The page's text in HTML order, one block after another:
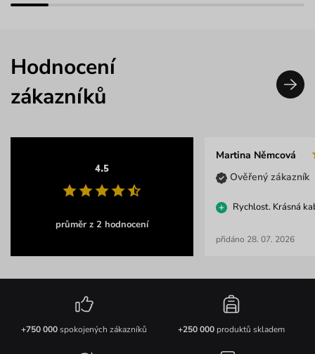
Hodnocení
zákazníků
4.5
průměr z 2 hodnocení
Martina Němcová
Ověřený zákazník
Rychlost. Krásná
přidáno 28. 07. 2026
+750 000spokojených zákazníků +250 000produktů skladem